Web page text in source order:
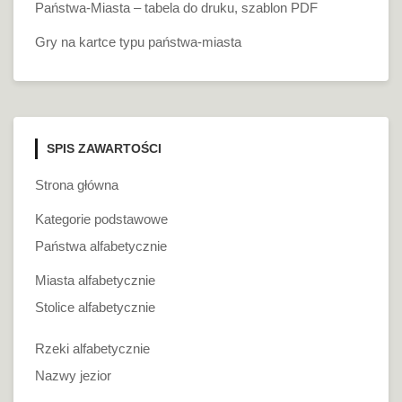
Państwa-Miasta – tabela do druku, szablon PDF
Gry na kartce typu państwa-miasta
SPIS ZAWARTOŚCI
Strona główna
Kategorie podstawowe
Państwa alfabetycznie
Miasta alfabetycznie
Stolice alfabetycznie
Rzeki alfabetycznie
Nazwy jezior